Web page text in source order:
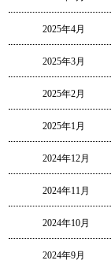
2025年4月
2025年3月
2025年2月
2025年1月
2024年12月
2024年11月
2024年10月
2024年9月